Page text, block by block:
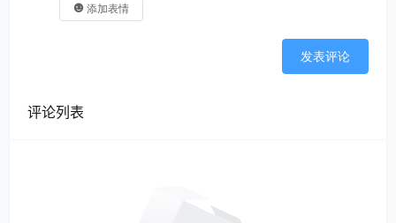
添加表情
发表评论
评论列表